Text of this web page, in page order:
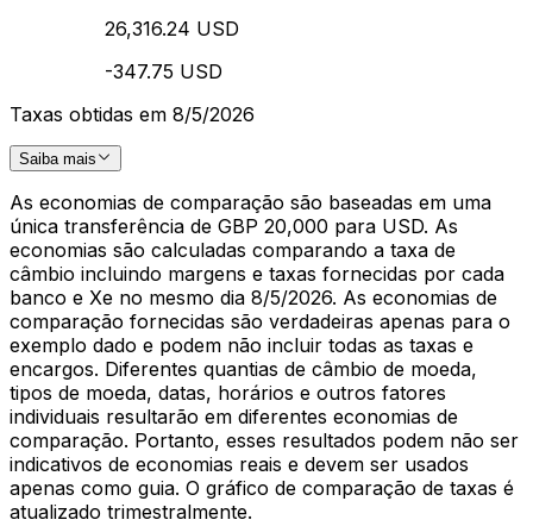
26,316.24 USD
-347.75 USD
Taxas obtidas em 8/5/2026
Saiba mais
As economias de comparação são baseadas em uma
única transferência de GBP 20,000 para USD. As
economias são calculadas comparando a taxa de
câmbio incluindo margens e taxas fornecidas por cada
banco e Xe no mesmo dia 8/5/2026. As economias de
comparação fornecidas são verdadeiras apenas para o
exemplo dado e podem não incluir todas as taxas e
encargos. Diferentes quantias de câmbio de moeda,
tipos de moeda, datas, horários e outros fatores
individuais resultarão em diferentes economias de
comparação. Portanto, esses resultados podem não ser
indicativos de economias reais e devem ser usados
apenas como guia. O gráfico de comparação de taxas é
atualizado trimestralmente.